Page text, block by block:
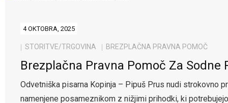
4 OKTOBRA, 2025
STORITVE/TRGOVINA BREZPLAČNA PRAVNA POMOČ
Brezplačna Pravna Pomoč Za Sodne
Odvetniška pisarna Kopinja – Pipuš Prus nudi strokovno
namenjene posameznikom z nižjimi prihodki, ki